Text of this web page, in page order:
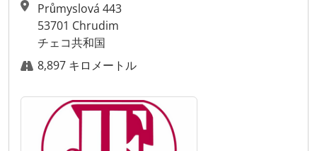
Průmyslová 443
53701 Chrudim
チェコ共和国
8,897 キロメートル